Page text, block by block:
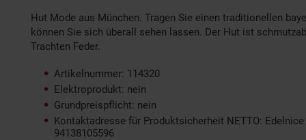
Hut Mode aus München. Tragen Sie einen traditionellen
können Sie sich überall sehen lassen. Der Hut ist
Trachten Feder.
Artikelnummer: 114320
Elektroprodukt: nein
Grundpreispflicht: nein
Kontaktadresse für Produktsicherheit NETTO:
94138105596